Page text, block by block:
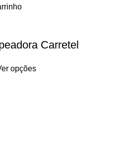
Carretel
opções